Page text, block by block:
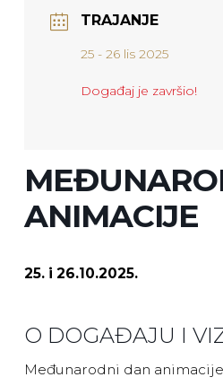
TRAJANJE
25 - 26 lis 2025
Događaj je završio!
ANIMACIJE
25. i 26.10.2025.
O DOGAĐAJU I
Međunarodni dan